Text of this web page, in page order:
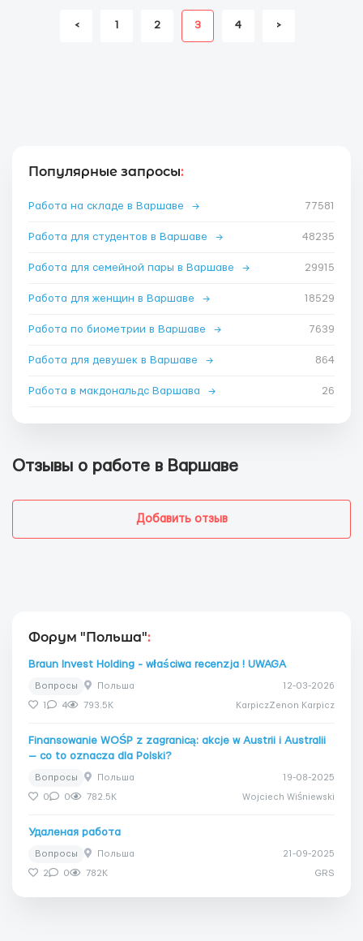
< 1 2 3 4 >
Популярные запросы:
Работа на складе в Варшаве → 77581
Работа для студентов в Варшаве → 48235
Работа для семейной пары в Варшаве → 29915
Работа для женщин в Варшаве → 18529
Работа по биометрии в Варшаве → 7639
Работа для девушек в Варшаве → 864
Работа в макдональдс Варшава → 26
Отзывы о работе в Варшаве
Добавить отзыв
Форум "Польша":
Braun Invest Holding - właściwa recenzja ! UWAGA
Вопросы Польша 12-03-2026
1 4 793.5K KarpiczZenon Karpicz
Finansowanie WOŚP z zagranicą: akcje w Austrii i Australii
— co to oznacza dla Polski?
Вопросы Польша 19-08-2025
0 0 782.5K Wojciech Wiśniewski
Удаленая работа
Вопросы Польша 21-09-2025
2 0 782K GRS